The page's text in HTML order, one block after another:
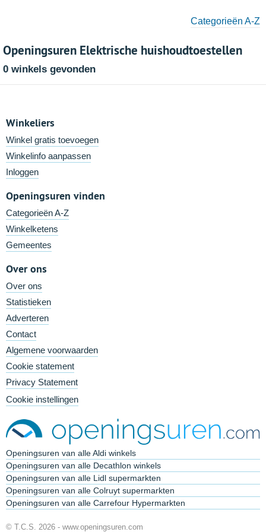
Categorieën A-Z
Openingsuren Elektrische huishoudtoestellen
0 winkels gevonden
Winkeliers
Winkel gratis toevoegen
Winkelinfo aanpassen
Inloggen
Openingsuren vinden
Categorieën A-Z
Winkelketens
Gemeentes
Over ons
Over ons
Statistieken
Adverteren
Contact
Algemene voorwaarden
Cookie statement
Privacy Statement
Cookie instellingen
Openingsuren van alle Aldi winkels
Openingsuren van alle Decathlon winkels
Openingsuren van alle Lidl supermarkten
Openingsuren van alle Colruyt supermarkten
Openingsuren van alle Carrefour Hypermarkten
© T.C.S. 2026 - www.openingsuren.com